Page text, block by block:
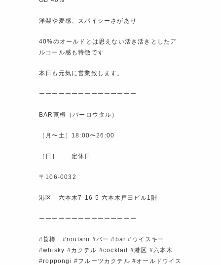
洋梨や麦感、スパイシーさがあり
40%のオールドとは思えない活き活きとしたア
ルコール感も特徴です️
本日も元気に営業致します。
ーーーーーーーーーーーーーーー
BAR莨樽（バーロウタル）
［月〜土］18:00〜26:00
［日］ 定休日
〒106-0032
港区 六本木7-16-5 六本木戸田ビル1階
ーーーーーーーーーーーーーーー
#莨樽 #routaru #バー #bar #ウイスキー
#whisky #カクテル #cocktail #港区 #六本木
#roppongi #フルーツカクテル #オールドウイス